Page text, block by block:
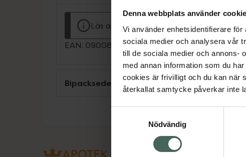
Denna webbplats använder
Vi använder enhetsidentifierare
sociala medier och analysera vår
till de sociala medier och annons-
med annan information som du
cookies är frivilligt och du kan när
återkallat samtycke påverkar inte
Nödvändig
Läs alltid bipacksedeln innan användning.
EAN: 09008732013054
Bipacksedel från FASS